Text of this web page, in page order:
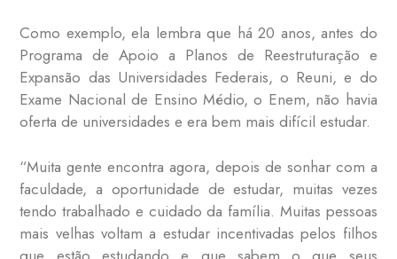
Como exemplo, ela lembra que há 20 anos, antes do
Programa de Apoio a Planos de Reestruturação e
Expansão das Universidades Federais, o Reuni, e do
Exame Nacional de Ensino Médio, o Enem, não havia
oferta de universidades e era bem mais difícil estudar.
“Muita gente encontra agora, depois de sonhar com a
faculdade, a oportunidade de estudar, muitas vezes
tendo trabalhado e cuidado da família. Muitas pessoas
mais velhas voltam a estudar incentivadas pelos filhos